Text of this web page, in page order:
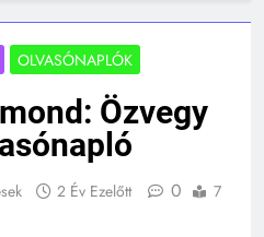
OLVASÓNAPLÓK
Özvegy
2 Év Ezelőtt 0
7